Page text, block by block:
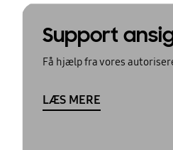
Support
Få hjælp fra vores
LÆS MERE